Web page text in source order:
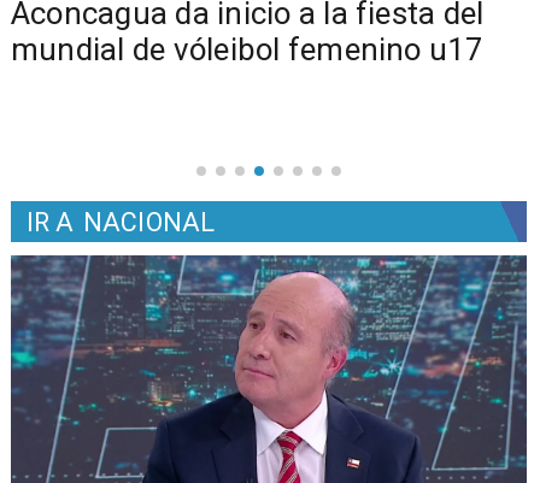
Aconcagua da inicio a la fiesta del
mundial de vóleibol femenino u17
IR A NACIONAL